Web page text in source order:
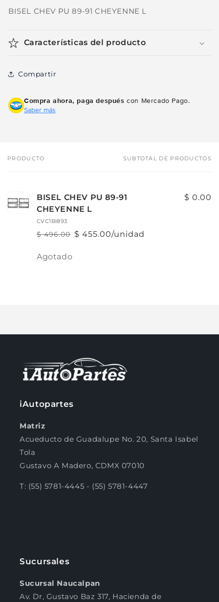
BISEL CHEV PU 89-91 CHEYENNE L
Características del producto
Compartir
Compra ahora, paga después con Mercado Pago.
Saber más
Tu
PRODUCTO SUBTOTAL DE PRODUCTOS
BISEL CHEV PU 89-91
CHEYENNE L
CVC1BI893
Precio
$ 496.00
Precio
oferta
$ 455.00/unidad
$ 0.00
Cantidad
Agotado
iAutopartes
Matriz
Acueducto de Guadalupe No. 20, Santa Isabel
Tola
Gustavo A Madero, CDMX 07010
T: (55) 5781-4445 - (55) 5781-4447
Sucursales
Sucursal Naucalpan
Av. Dr, Gustavo Baz 317, Hacienda de
Compra ahora y paga a meses
1 Agrega tu producto al carrito y
pagar con Meses sin Tarjeta.
la cantidad de meses
Paga mes a mes
Crédito sujeto a aprobación.